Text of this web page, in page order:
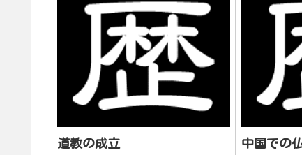
まれた文
道教の成立 中国での